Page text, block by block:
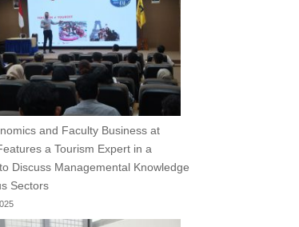
and Faculty Business at
a Tourism Expert in a
Discuss Managemental Knowledge
Sectors